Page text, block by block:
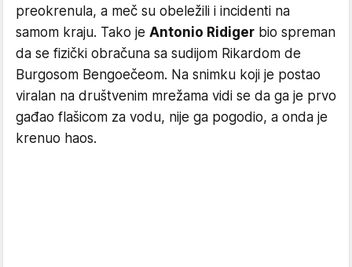
preokrenula, a meč su obeležili i incidenti na
samom kraju. Tako je Antonio Ridiger bio spreman
da se fizički obračuna sa sudijom Rikardom de
Burgosom Bengoečeom. Na snimku koji je postao
viralan na društvenim mrežama vidi se da ga je prvo
gađao flašicom za vodu, nije ga pogodio, a onda je
krenuo haos.